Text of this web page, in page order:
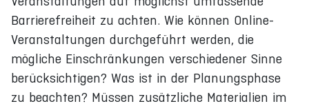
Barrierefreiheit zu achten. Wie können Online-
Veranstaltungen durchgeführt werden, die
mögliche Einschränkungen verschiedener Sinne
berücksichtigen? Was ist in der Planungsphase
zu beachten? Müssen zusätzliche Materialien im